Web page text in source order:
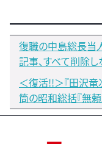
復職の中島総長当
記事、すべて削除し
＜復活!!＞『田沢竜
筒の昭和総括『無頼